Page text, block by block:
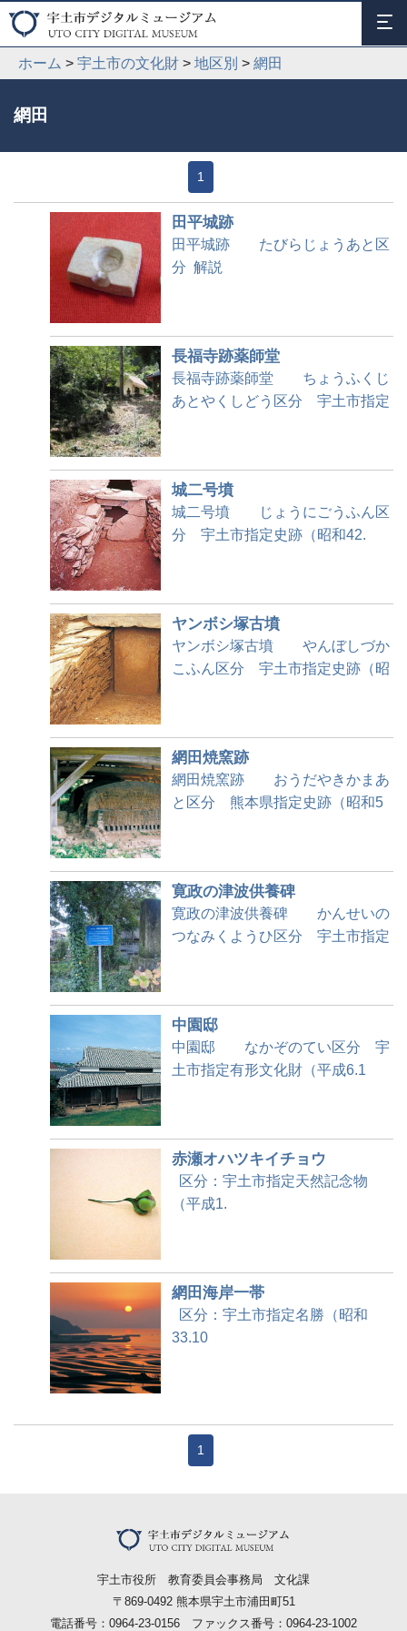
ホーム > 宇土市の文化財 > 地区別 > 網田
網田
1
田平城跡
田平城跡 たびらじょうあと区
分 解説
長福寺跡薬師堂
長福寺跡薬師堂 ちょうふくじ
あとやくしどう区分 宇土市指定
城二号墳
城二号墳 じょうにごうふん区
分 宇土市指定史跡（昭和42.
ヤンボシ塚古墳
ヤンボシ塚古墳 やんぼしづか
こふん区分 宇土市指定史跡（昭
網田焼窯跡
網田焼窯跡 おうだやきかまあ
と区分 熊本県指定史跡（昭和5
寛政の津波供養碑
寛政の津波供養碑 かんせいの
つなみくようひ区分 宇土市指定
中園邸
中園邸 なかぞのてい区分 宇
土市指定有形文化財（平成6.1
赤瀬オハツキイチョウ
区分：宇土市指定天然記念物
（平成1.
網田海岸一帯
区分：宇土市指定名勝（昭和
33.10
1
宇土市役所 教育委員会事務局 文化課
〒869-0492 熊本県宇土市浦田町51
電話番号：0964-23-0156 ファックス番号：0964-23-1002